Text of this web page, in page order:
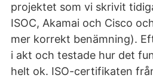
projektet som vi skrivit
ISOC, Akamai och Cisco
mer korrekt benämning).
i akt och testade hur det
helt ok. ISO-certifikaten